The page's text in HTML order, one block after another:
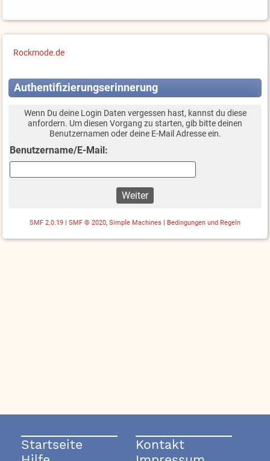
Rockmode.de
Authentifizierungserinnerung
Wenn Du deine Login Daten vergessen hast, kannst du diese
anfordern. Um diesen Vorgang zu starten, gib bitte deinen
Benutzernamen oder deine E-Mail Adresse ein.
Benutzername/E-Mail:
SMF 2.0.19 SMF © 2020, Simple Machines Bedingungen und Regeln
Startseite
Kontakt